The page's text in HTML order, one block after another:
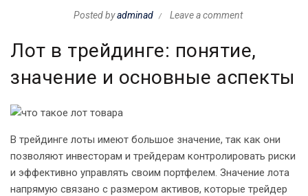
Posted byadminad Leave a comment
Лот в трейдинге: понятие,
значение и основные аспекты
В трейдинге лоты имеют большое значение, так как они
позволяют инвесторам и трейдерам контролировать риски
и эффективно управлять своим портфелем. Значение лота
напрямую связано с размером активов, которые трейдер